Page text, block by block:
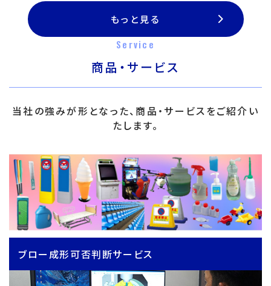
もっと見る
Service
商品・サービス
当社の強みが形となった、商品・サービスをご紹介い
たします。
ブロー成形可否判断サービス